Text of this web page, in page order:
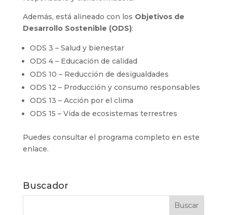
Además, está alineado con los Objetivos de
Desarrollo Sostenible (ODS):
ODS 3 – Salud y bienestar
ODS 4 – Educación de calidad
ODS 10 – Reducción de desigualdades
ODS 12 – Producción y consumo responsables
ODS 13 – Acción por el clima
ODS 15 – Vida de ecosistemas terrestres
Puedes consultar el programa completo en este
enlace.
Buscador